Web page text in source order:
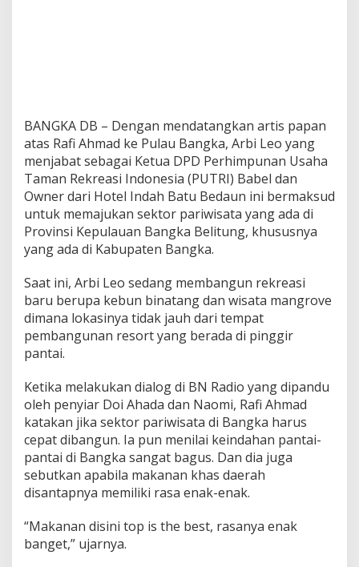
g
BANGKA DB – Dengan mendatangkan artis papan
atas Rafi Ahmad ke Pulau Bangka, Arbi Leo yang
menjabat sebagai Ketua DPD Perhimpunan Usaha
Taman Rekreasi Indonesia (PUTRI) Babel dan
Owner dari Hotel Indah Batu Bedaun ini bermaksud
untuk memajukan sektor pariwisata yang ada di
Provinsi Kepulauan Bangka Belitung, khususnya
yang ada di Kabupaten Bangka.
Saat ini, Arbi Leo sedang membangun rekreasi
baru berupa kebun binatang dan wisata mangrove
dimana lokasinya tidak jauh dari tempat
pembangunan resort yang berada di pinggir
pantai.
Ketika melakukan dialog di BN Radio yang dipandu
oleh penyiar Doi Ahada dan Naomi, Rafi Ahmad
katakan jika sektor pariwisata di Bangka harus
cepat dibangun. Ia pun menilai keindahan pantai-
pantai di Bangka sangat bagus. Dan dia juga
sebutkan apabila makanan khas daerah
disantapnya memiliki rasa enak-enak.
“Makanan disini top is the best, rasanya enak
banget,” ujarnya.